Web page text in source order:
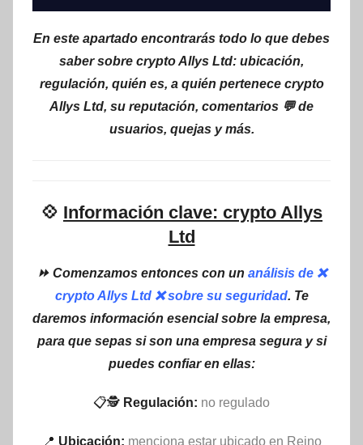
En este apartado encontrarás todo lo que debes
saber sobre crypto Allys Ltd: ubicación,
regulación, quién es, a quién pertenece crypto
Allys Ltd, su reputación, comentarios 💬 de
usuarios, quejas y más.
💠 Información clave: crypto Allys
Ltd
⏩ Comenzamos entonces con un análisis de ❌
crypto Allys Ltd ❌ sobre su seguridad. Te
daremos información esencial sobre la empresa,
para que sepas si son una empresa segura y si
puedes confiar en ellas:
📋🕵 Regulación: no regulado
📍 Ubicación: menciona estar ubicado en Reino